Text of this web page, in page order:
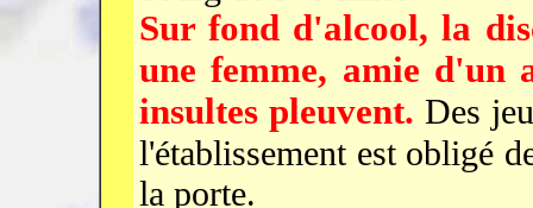
Sur fond d'alcool, la
une femme, amie d'un
insultes pleuvent. Des
l'établissement est obligé
la porte.